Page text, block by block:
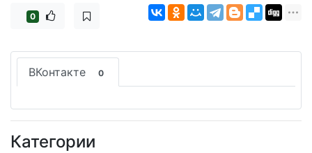
0
ВКонтакте 0
Категории